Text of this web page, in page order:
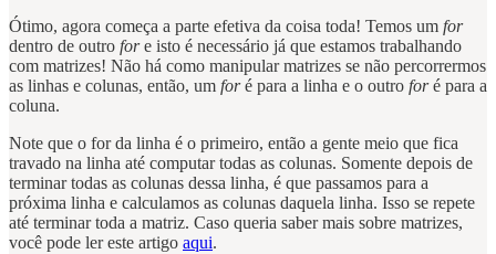
Ótimo, agora começa a parte efetiva da coisa toda! Temos um for
dentro de outro fore isto é necessário já que estamos trabalhando
com matrizes! Não há como manipular matrizes se não percorrermos
as linhas e colunas, então, um foré para a linha e o outro foré para a
coluna.
Note que o for da linha é o primeiro, então a gente meio que fica
travado na linha até computar todas as colunas. Somente depois de
terminar todas as colunas dessa linha, é que passamos para a
próxima linha e calculamos as colunas daquela linha. Isso se repete
até terminar toda a matriz. Caso queria saber mais sobre matrizes,
você pode ler este artigo aqui.